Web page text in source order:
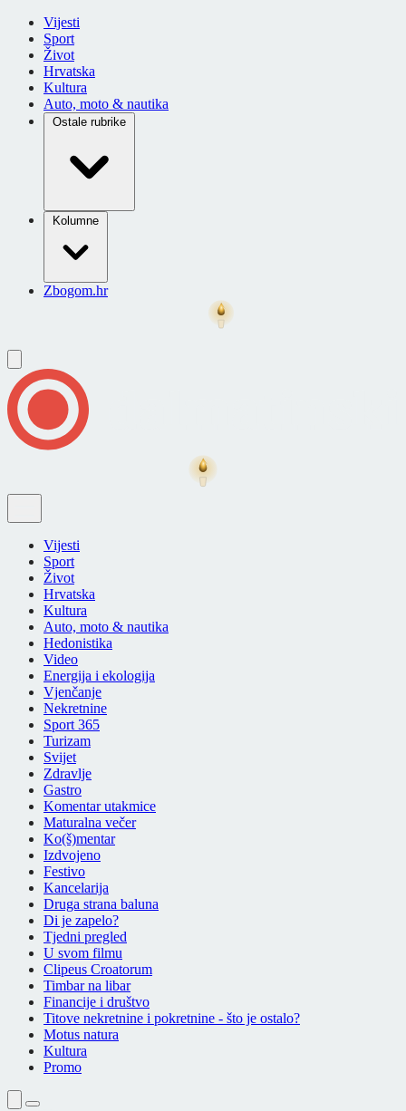
Vijesti
Sport
Život
Hrvatska
Kultura
Auto, moto & nautika
Ostale rubrike
Kolumne
Zbogom.hr
Vijesti
Sport
Život
Hrvatska
Kultura
Auto, moto & nautika
Hedonistika
Video
Energija i ekologija
Vjenčanje
Nekretnine
Sport 365
Turizam
Svijet
Zdravlje
Gastro
Komentar utakmice
Maturalna večer
Ko(š)mentar
Izdvojeno
Festivo
Kancelarija
Druga strana baluna
Di je zapelo?
Tjedni pregled
U svom filmu
Clipeus Croatorum
Timbar na libar
Financije i društvo
Titove nekretnine i pokretnine - što je ostalo?
Motus natura
Kultura
Promo